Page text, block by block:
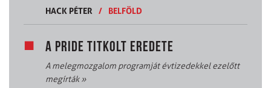
HACK PÉTER
/ BELFÖLD
A PRIDE TITKOLT EREDETE
A melegmozgalom programját évtizedekkel ezelőtt
megírták»